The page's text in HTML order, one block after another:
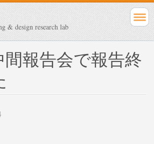
& design research lab
間報告会で報告終